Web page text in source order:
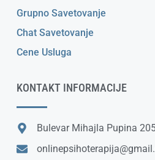
Grupno Savetovanje
Chat Savetovanje
Cene Usluga
KONTAKT INFORMACIJE
Bulevar Mihajla Pupina